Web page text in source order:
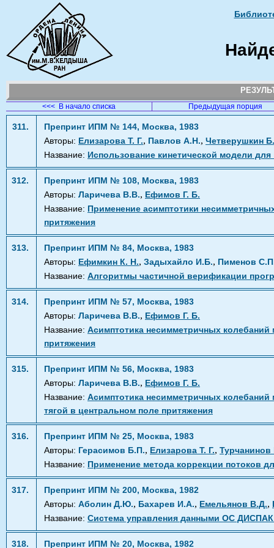
<<< В начало списка Предыдущая порция
311.
Препринт ИПМ № 144, Москва, 1983
Авторы: Елизарова Т. Г., Павлов А.Н., Четверушкин
Название: Использование кинетической модели
312.
Препринт ИПМ № 108, Москва, 1983
Авторы: Ларичева В.В., Ефимов Г. Б.
Название: Применение асимптотики
притяжения
313.
Препринт ИПМ № 84, Москва, 1983
Авторы: Ефимкин К. Н., Задыхайло И.Б., Пименов
Название: Алгоритмы частичной верификации
314.
Препринт ИПМ № 57, Москва, 1983
Авторы: Ларичева В.В., Ефимов Г. Б.
Название: Асимптотика несимметричных
притяжения
315.
Препринт ИПМ № 56, Москва, 1983
Авторы: Ларичева В.В., Ефимов Г. Б.
Название: Асимптотика несимметричных колебаний
тягой в центральном поле притяжения
316.
Препринт ИПМ № 25, Москва, 1983
Авторы: Герасимов Б.П., Елизарова Т. Г., Турчанинов
Название: Применение метода коррекции потоков
317.
Препринт ИПМ № 200, Москва, 1982
Авторы: Аболин Д.Ю., Бахарев И.А., Емельянов В.Д.,
Название: Система управления данными ОС
318. Препринт ИПМ № 20, Москва, 1982